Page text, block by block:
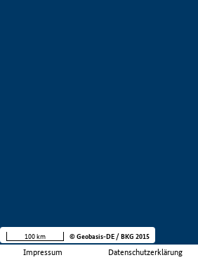
Impressum Datenschutzerklärung
100 km © Geobasis-DE / BKG 2015